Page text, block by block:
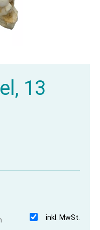
13
inkl. MwSt.